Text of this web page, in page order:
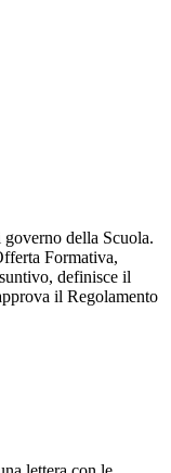
della Scuola.
Formativa,
definisce il
il Regolamento